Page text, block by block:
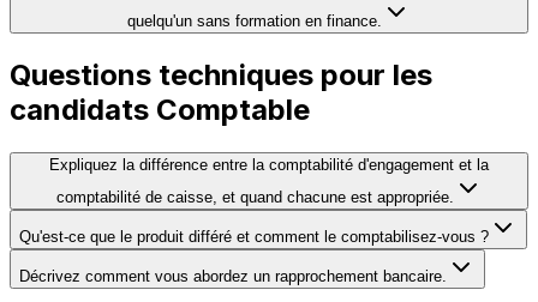
quelqu'un sans formation en finance.
Questions techniques pour les
candidats Comptable
Expliquez la différence entre la comptabilité d'engagement et la
comptabilité de caisse, et quand chacune est appropriée.
Qu'est-ce que le produit différé et comment le comptabilisez-vous ?
Décrivez comment vous abordez un rapprochement bancaire.